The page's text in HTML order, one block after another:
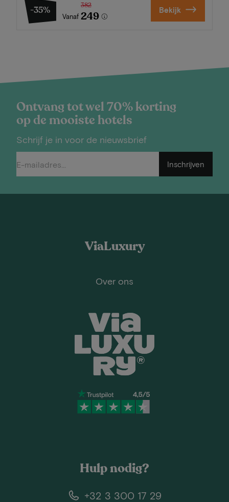
-35%
Vanaf
382
249 Bekijk
Ontvang tot wel 70% korting
op de mooiste hotels
Schrijf je in voor de nieuwsbrief
Inschrijven
ViaLuxury
Over ons
Hulp nodig?
+32 3 300 17 29